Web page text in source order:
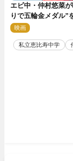
エビ中・仲村悠菜
りで五輪金メダル”
に！ 映画『つりこ
映画
私立恵比寿中学